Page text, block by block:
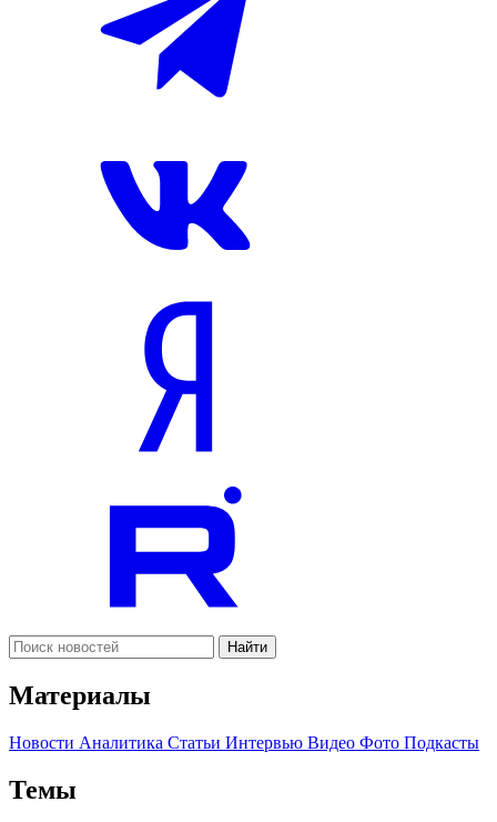
Найти
Материалы
Новости Аналитика Статьи Интервью Видео Фото Подкасты
Темы